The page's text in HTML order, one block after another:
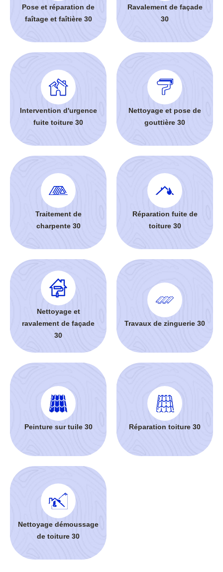
Pose et réparation de
faîtage et faîtière 30
Ravalement de façade
30
Intervention d'urgence
fuite toiture 30
Nettoyage et pose de
gouttière 30
Traitement de
charpente 30
Réparation fuite de
toiture 30
Nettoyage et
ravalement de façade
30
Travaux de zinguerie 30
Peinture sur tuile 30 Réparation toiture 30
Nettoyage démoussage
de toiture 30